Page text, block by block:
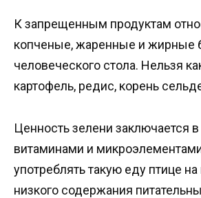
К запрещенным продуктам
копченые, жаренные и жирные
человеческого стола. Нельзя
картофель, редис, корень
Ценность зелени заключается в
витаминами и
употреблять такую еду птице на
низкого содержания